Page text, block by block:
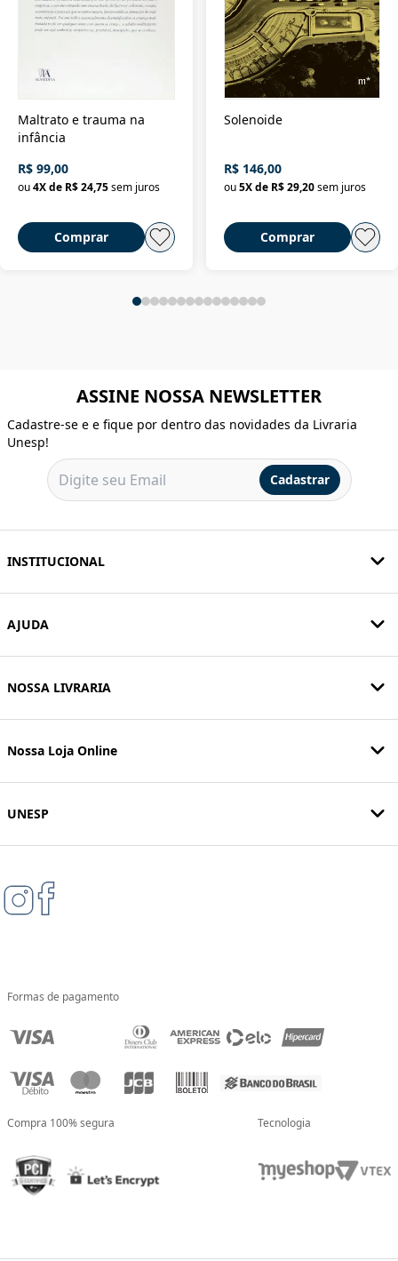
Maltrato e trauma na
infância
R$ 99,00
ou4X de R$ 24,75sem juros
Comprar
Solenoide
R$ 146,00
ou 5X de R$ 29,20 sem juros
Comprar
ASSINE NOSSA NEWSLETTER
Cadastre-se e e fique por dentro das novidades da Livraria
Unesp!
Cadastrar
INSTITUCIONAL
AJUDA
NOSSA LIVRARIA
Nossa Loja Online
UNESP
Formas de pagamento
Compra 100% segura Tecnologia